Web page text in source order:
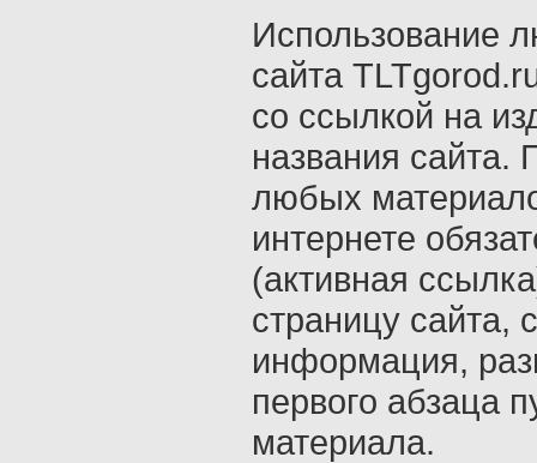
Использование
сайта
со ссылкой на
названия сайта.
любых
интернете
(активная
страницу сайта,
информация,
первого абзаца
материала.